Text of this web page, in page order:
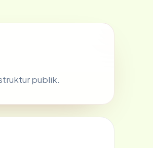
publik.